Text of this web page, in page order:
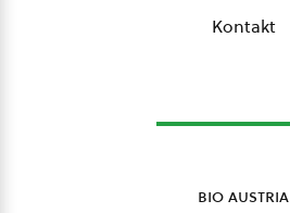
Kontakt
bio austria